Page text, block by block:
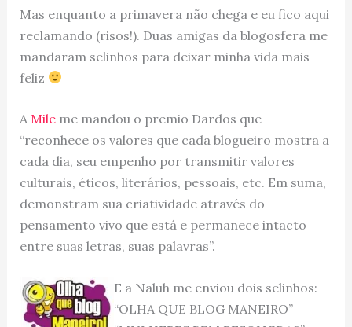
Mas enquanto a primavera não chega e eu fico aqui
reclamando (risos!). Duas amigas da blogosfera me
mandaram selinhos para deixar minha vida mais
feliz
A Mileme mandou o premio Dardos que
“reconhece os valores que cada blogueiro mostra a
cada dia, seu empenho por transmitir valores
culturais, éticos, literários, pessoais, etc. Em suma,
demonstram sua criatividade através do
pensamento vivo que está e permanece intacto
entre suas letras, suas palavras”.
E a Naluh me enviou dois selinhos:
“OLHA QUE BLOG MANEIRO”